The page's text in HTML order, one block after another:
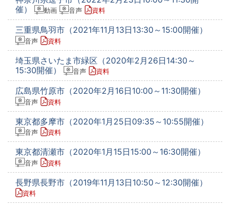
催）
動画 音声 資料
三重県鳥羽市（2021年11月13日13:30～15:00開催）
音声 資料
埼玉県さいたま市緑区（2020年2月26日14:30～
15:30開催）
音声 資料
広島県竹原市（2020年2月16日10:00～11:30開催）
音声 資料
東京都多摩市（2020年1月25日09:35～10:55開催）
音声 資料
東京都清瀬市（2020年1月15日15:00～16:30開催）
音声 資料
長野県長野市（2019年11月13日10:50～12:30開催）
資料